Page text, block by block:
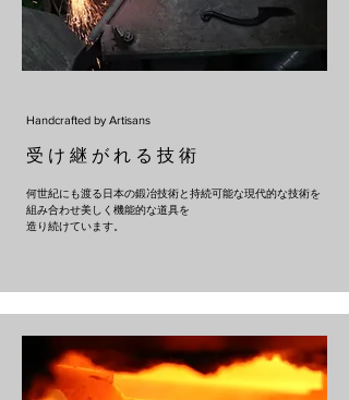
Handcrafted by Artisans
​受 け 継 が れ る 技 術
何世紀にも渡る日本の鍛冶技術と持続可能な現代的な技術を
組み合わせ美しく機能的な道具を
​造り続けています。